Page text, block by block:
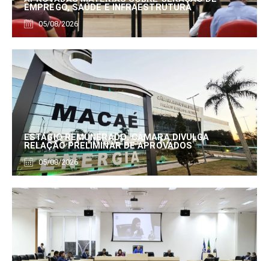
EMPREGO, SAÚDE E INFRAESTRUTURA
05/08/2026
ESTÁGIO REMUNERADO: CÂMARA DIVULGA
RELAÇÃO PRELIMINAR DE APROVADOS
05/08/2026